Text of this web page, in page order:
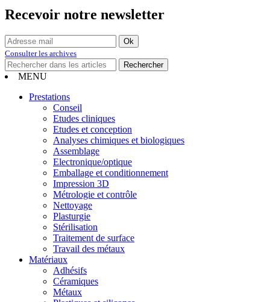
Recevoir notre newsletter
Consulter les archives
MENU
Prestations
Conseil
Etudes cliniques
Etudes et conception
Analyses chimiques et biologiques
Assemblage
Electronique/optique
Emballage et conditionnement
Impression 3D
Métrologie et contrôle
Nettoyage
Plasturgie
Stérilisation
Traitement de surface
Travail des métaux
Matériaux
Adhésifs
Céramiques
Métaux